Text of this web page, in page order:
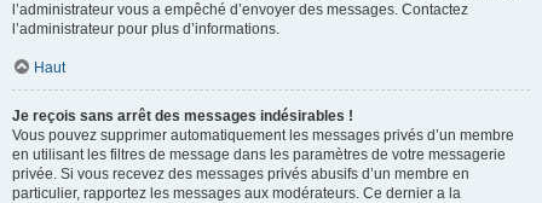
l’administrateur vous a empêché d’envoyer des messages. Contactez
l’administrateur pour plus d’informations.
Haut
Je reçois sans arrêt des messages indésirables !
Vous pouvez supprimer automatiquement les messages privés d’un membre
en utilisant les filtres de message dans les paramètres de votre messagerie
privée. Si vous recevez des messages privés abusifs d’un membre en
particulier, rapportez les messages aux modérateurs. Ce dernier a la